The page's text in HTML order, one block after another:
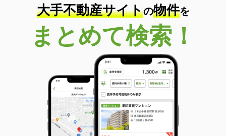
大手不動産サイトの物件を
まとめて検索！